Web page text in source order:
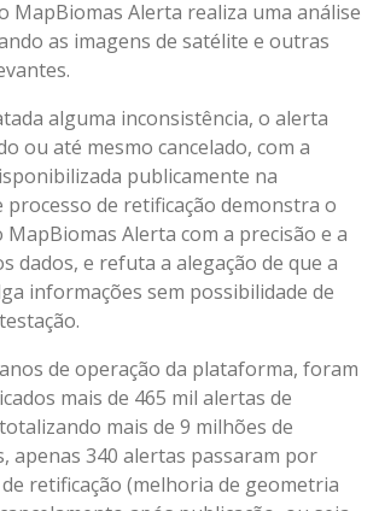
MapBiomas Alerta realiza uma análise
as imagens de satélite e outras
alguma inconsistência, o alerta
ou até mesmo cancelado, com a
publicamente na
processo de retificação demonstra o
Alerta com a precisão e a
dados, e refuta a alegação de que a
informações sem possibilidade de
de operação da plataforma, foram
mais de 465 mil alertas de
mais de 9 milhões de
apenas 340 alertas passaram por
retificação (melhoria de geometria